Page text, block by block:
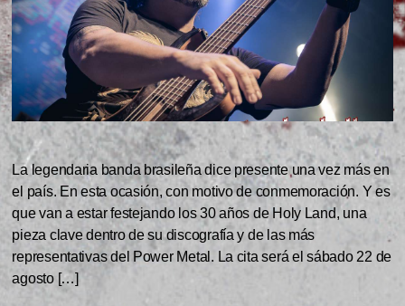
La legendaria banda brasileña dice presente una vez más en
el país. En esta ocasión, con motivo de conmemoración. Y es
que van a estar festejando los 30 años de Holy Land, una
pieza clave dentro de su discografía y de las más
representativas del Power Metal. La cita será el sábado 22 de
agosto […]